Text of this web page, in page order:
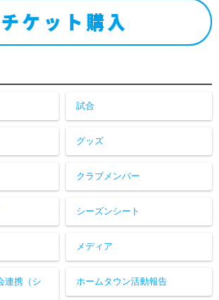
試合
グッズ
クラブメンバー
シーズンシート
メディア
連携（シ ホームタウン活動報告